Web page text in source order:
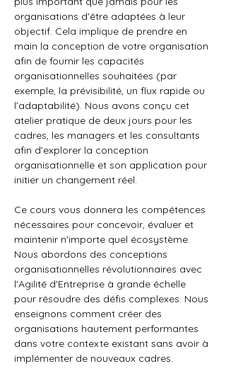
organisations d'être adaptées à leur
objectif. Cela implique de prendre en
main la conception de votre organisation
afin de fournir les capacités
organisationnelles souhaitées (par
exemple, la prévisibilité, un flux rapide ou
l’adaptabilité). Nous avons conçu cet
atelier pratique de deux jours pour les
cadres, les managers et les consultants
afin d’explorer la conception
organisationnelle et son application pour
initier un changement réel.
Ce cours vous donnera les compétences
nécessaires pour concevoir, évaluer et
maintenir n'importe quel écosystème.
Nous abordons des conceptions
organisationnelles révolutionnaires avec
l'Agilité d'Entreprise à grande échelle
pour résoudre des défis complexes. Nous
enseignons comment créer des
organisations hautement performantes
dans votre contexte existant sans avoir à
implémenter de nouveaux cadres.